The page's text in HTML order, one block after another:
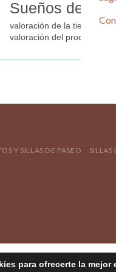
Sueños de Bebé
valoración de la tienda
valoración del producto
Y SILLAS DE PASEO SILLAS
para ofrecerte la mejor